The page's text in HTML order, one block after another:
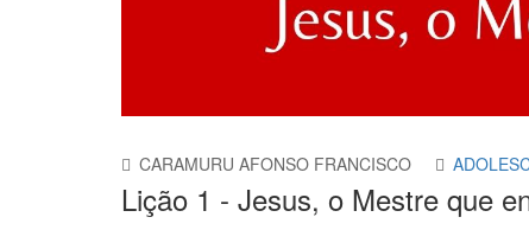
CARAMURU AFONSO FRANCISCO
Lição 1 - Jesus, o Mestre que